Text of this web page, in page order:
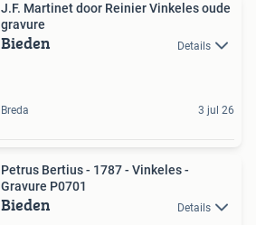
J.F. Martinet door Reinier Vinkeles oude
gravure
Bieden Details
Breda 3 jul 26
Petrus Bertius - 1787 - Vinkeles -
Gravure P0701
Bieden Details